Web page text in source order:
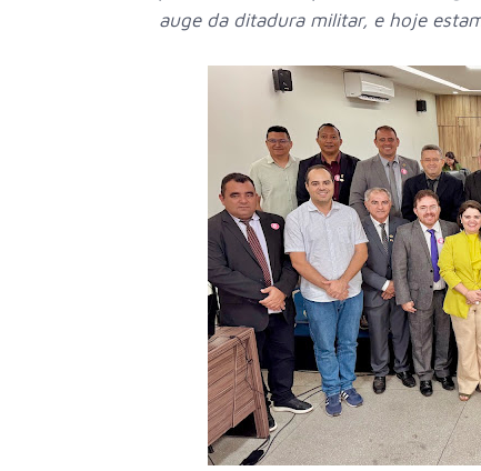
auge da ditadura militar, e hoje